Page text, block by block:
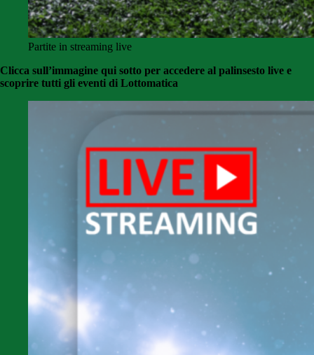
Partite in streaming live
Clicca sull’immagine qui sotto per accedere al palinsesto live e
scoprire tutti gli eventi di Lottomatica